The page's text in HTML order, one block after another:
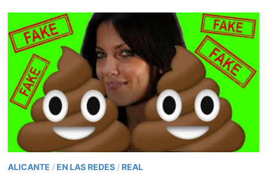
ALICANTE / EN LAS REDES / REAL